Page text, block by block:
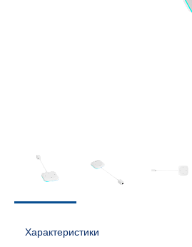
Характеристики